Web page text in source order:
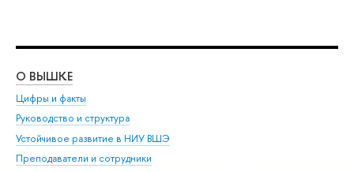
О ВЫШКЕ
Цифры и факты
Руководство и структура
Устойчивое развитие в НИУ ВШЭ
Преподаватели и сотрудники